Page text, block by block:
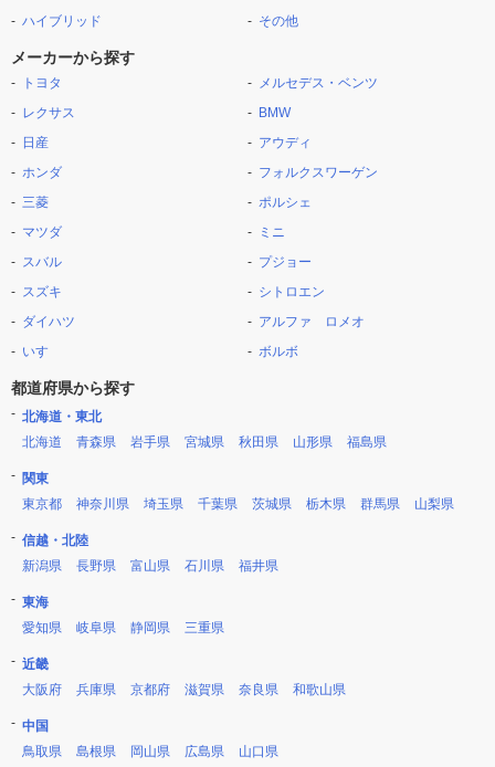
ハイブリッド
その他
メーカーから探す
トヨタ
レクサス
日産
ホンダ
三菱
マツダ
スバル
スズキ
ダイハツ
いすゞ
メルセデス・ベンツ
BMW
アウディ
フォルクスワーゲン
ポルシェ
ミニ
プジョー
シトロエン
アルファ ロメオ
ボルボ
都道府県から探す
北海道・東北
北海道
青森県 岩手県 宮城県 秋田県 山形県 福島県
関東
東京都
神奈川県 埼玉県 千葉県 茨城県 栃木県 群馬県 山梨県
信越・北陸
新潟県
長野県 富山県 石川県 福井県
東海
愛知県
岐阜県 静岡県 三重県
近畿
大阪府
兵庫県 京都府 滋賀県 奈良県 和歌山県
中国
鳥取県
島根県 岡山県 広島県 山口県